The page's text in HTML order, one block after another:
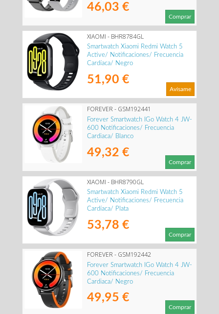
46,03 €
Comprar
XIAOMI - BHR8784GL
Smartwatch Xiaomi Redmi Watch 5
Active/ Notificaciones/ Frecuencia
Cardíaca/ Negro
51,90 €
Avísame
FOREVER - GSM192441
Forever Smartwatch IGo Watch 4 JW-
600 Notificaciones/ Frecuencia
Cardiaca/ Blanco
49,32 €
Comprar
XIAOMI - BHR8790GL
Smartwatch Xiaomi Redmi Watch 5
Active/ Notificaciones/ Frecuencia
Cardíaca/ Plata
53,78 €
Comprar
FOREVER - GSM192442
Forever Smartwatch IGo Watch 4 JW-
600 Notificaciones/ Frecuencia
Cardiaca/ Negro
49,95 €
Comprar